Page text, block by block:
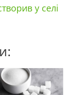
у селі